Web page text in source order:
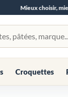
Mieux choisir,
Croquettes